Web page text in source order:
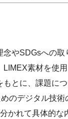
やSDGsへの
素材を使
とに、課題に
のデジタル技
かれて具体的な